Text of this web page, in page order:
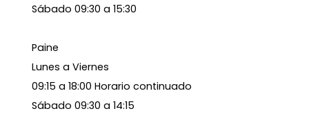
Sábado 09:30 a 15:30
Paine
Lunes a Viernes
09:15 a 18:00 Horario continuado
Sábado 09:30 a 14:15